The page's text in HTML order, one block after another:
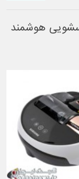
هوشمند